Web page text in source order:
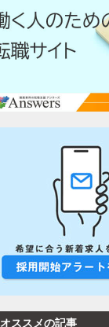
オススメの記事